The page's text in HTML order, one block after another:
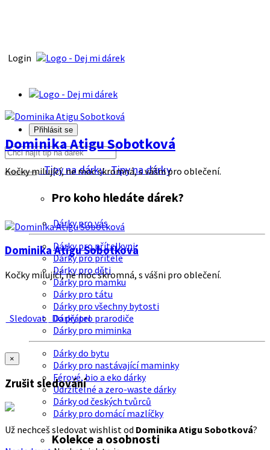
Login
Přihlásit se
Tipy na dárkyTipy na dárky
Pro koho hledáte dárek?
Dárky pro vás
Dárky pro přítelkyni
Dárky pro přítele
Dárky pro děti
Dárky pro mamku
Dárky pro tátu
Dárky pro všechny bytosti
Dárky pro prarodiče
Dárky pro miminka
Dárky do bytu
Dárky pro nastávající maminky
Férové, bio a eko dárky
Udržitelné a zero-waste dárky
Dárky od českých tvůrců
Dárky pro domácí mazlíčky
Kolekce a osobnosti
Dominika Atigu Sobotková
Kočky milující, ne moc skromná, s vášni pro oblečení.
Dominika Atigu Sobotková
Kočky milující, ne moc skromná, s vášni pro oblečení.
Sledovat Do přátel
×
Zrušit sledování
Už nechceš sledovat wishlist od Dominika Atigu Sobotková?